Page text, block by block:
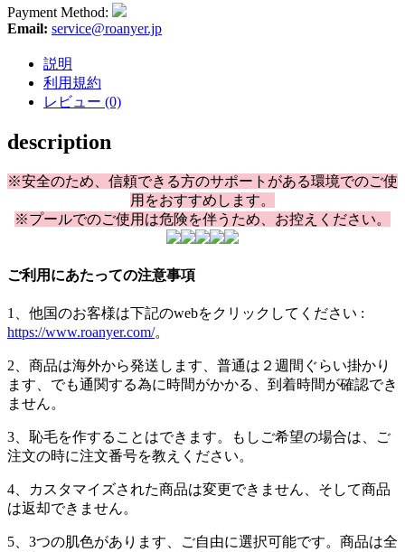
Payment Method:
Email: service@roanyer.jp
説明
利用規約
レビュー (0)
description
※安全のため、信頼できる方のサポートがある環境でのご使
用をおすすめします。
※プールでのご使用は危険を伴うため、お控えください。
ご利用にあたっての注意事項
1、他国のお客様は下記のwebをクリックしてください :
https://www.roanyer.com/。
2、商品は海外から発送します、普通は２週間ぐらい掛かり
ます、でも通関する為に時間がかかる、到着時間が確認でき
ません。
3、恥毛を作することはできます。もしご希望の場合は、ご
注文の時に注文番号を教えください。
4、カスタマイズされた商品は変更できません、そして商品
は返却できません。
5、3つの肌色があります、ご自由に選択可能です。商品は全